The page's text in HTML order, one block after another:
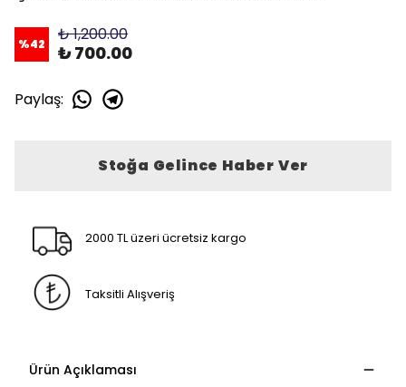
%42 ₺ 1,200.00
₺ 700.00
Paylaş:
Stoğa Gelince Haber Ver
2000 TL üzeri ücretsiz kargo
Taksitli Alışveriş
Ürün Açıklaması